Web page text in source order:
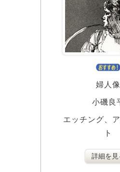
婦人像
小磯良
エッチング、
ト
詳細を見